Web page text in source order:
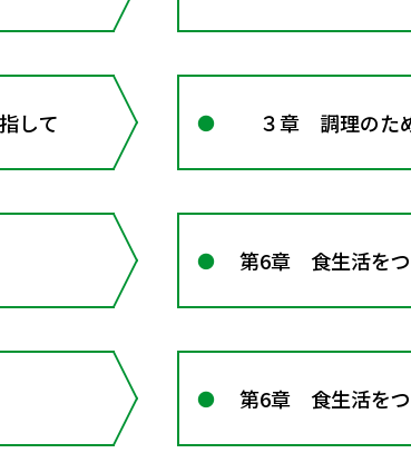
して ３章 調理のた
第6章 食生活を
第6章 食生活を